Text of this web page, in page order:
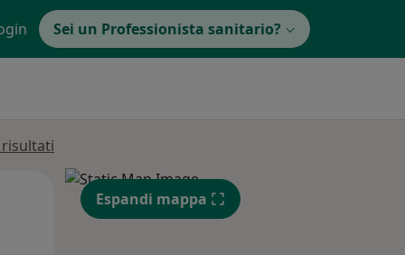
Sei un Professionista sanitario?
Mar, Mer,
12 Ago
Espandi mappa